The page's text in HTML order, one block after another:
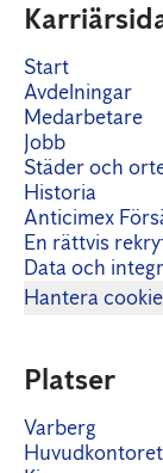
Start
Avdelningar
Medarbetare
Jobb
Städer och
Historia
Anticimex
En rättvis
Data och
Hantera
Platser
Varberg